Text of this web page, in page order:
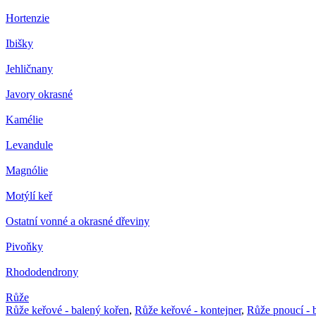
Hortenzie
Ibišky
Jehličnany
Javory okrasné
Kamélie
Levandule
Magnólie
Motýlí keř
Ostatní vonné a okrasné dřeviny
Pivoňky
Rhododendrony
Růže
Růže keřové - balený kořen, Růže keřové - kontejner, Růže pnoucí -